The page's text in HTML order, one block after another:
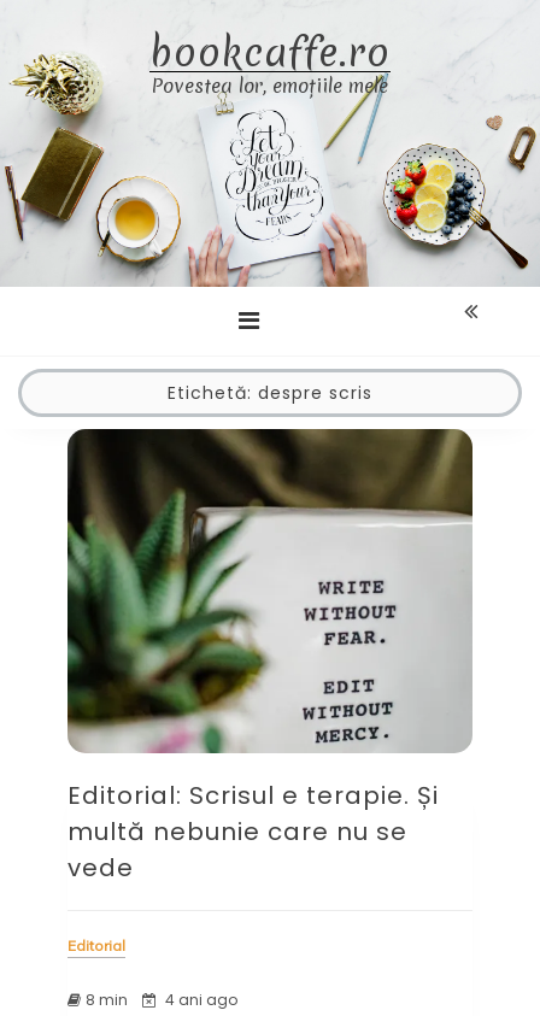
content
bookcaffe.ro
Povestea lor, emoțiile mele
Etichetă: despre scris
Editorial: Scrisul e terapie. Și
multă nebunie care nu se
vede
Editorial
8 min 4 ani ago